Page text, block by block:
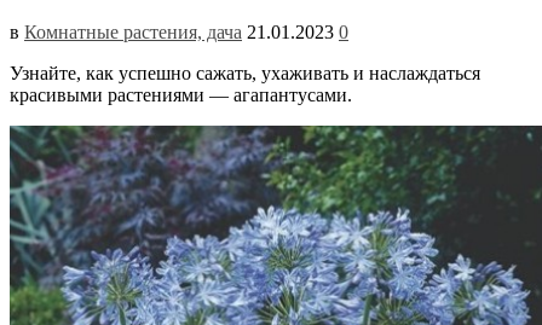
в Комнатные растения, дача 21.01.2023 0
Узнайте, как успешно сажать, ухаживать и наслаждаться
красивыми растениями — агапантусами.